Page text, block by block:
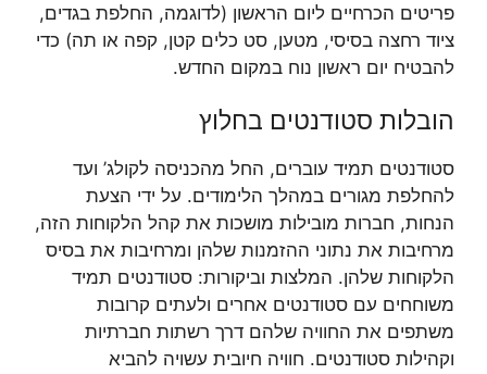
פריטים הכרחיים ליום הראשון (לדוגמה, החלפת בגדים,
ציוד רחצה בסיסי, מטען, סט כלים קטן, קפה או תה) כדי
להבטיח יום ראשון נוח במקום החדש.
הובלות סטודנטים בחלוץ
סטודנטים תמיד עוברים, החל מהכניסה לקולג’ ועד
להחלפת מגורים במהלך הלימודים. על ידי הצעת
הנחות, חברות מובילות מושכות את קהל הלקוחות הזה,
מרחיבות את נתוני ההזמנות שלהן ומרחיבות את בסיס
הלקוחות שלהן. המלצות וביקורות: סטודנטים תמיד
משוחחים עם סטודנטים אחרים ולעתים קרובות
משתפים את החוויה שלהם דרך רשתות חברתיות
וקהילות סטודנטים. חוויה חיובית עשויה להביא